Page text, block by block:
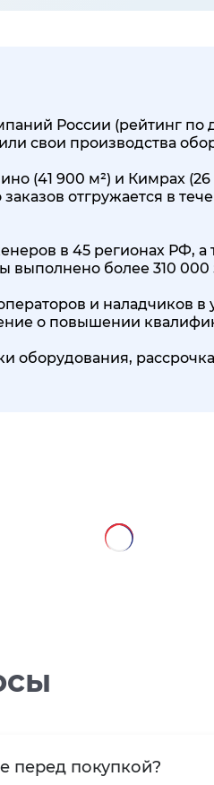
России (рейтинг по
свои производства
(41 900 м²) и Кимрах
отгружается в
в 45 регионах РФ,
выполнено более 310
и наладчиков
о повышении
оборудования,
перед покупкой?